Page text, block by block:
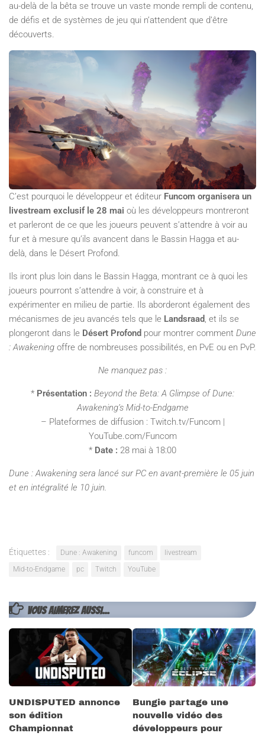
au-delà de la bêta se trouve un vaste monde rempli de contenu,
de défis et de systèmes de jeu qui n’attendent que d’être
découverts.
C’est pourquoi le développeur et éditeur Funcom organisera un
livestream exclusif le 28 mai où les développeurs montreront
et parleront de ce que les joueurs peuvent s’attendre à voir au
fur et à mesure qu’ils avancent dans le Bassin Hagga et au-
delà, dans le Désert Profond.
Ils iront plus loin dans le Bassin Hagga, montrant ce à quoi les
joueurs pourront s’attendre à voir, à construire et à
expérimenter en milieu de partie. Ils aborderont également des
mécanismes de jeu avancés tels que le Landsraad, et ils se
plongeront dans le Désert Profond pour montrer comment Dune
: Awakening offre de nombreuses possibilités, en PvE ou en PvP.
Ne manquez pas :
* Présentation : Beyond the Beta: A Glimpse of Dune:
Awakening’s Mid-to-Endgame
– Plateformes de diffusion : Twitch.tv/Funcom |
YouTube.com/Funcom
* Date : 28 mai à 18:00
Dune : Awakening sera lancé sur PC en avant-première le 05 juin
et en intégralité le 10 juin.
Étiquettes : Dune : Awakening funcom
livestream
Mid-to-Endgame
pc Twitch YouTube
VOUS AIMEREZ AUSSI...
UNDISPUTED annonce
son édition
Championnat
Bungie partage une
nouvelle vidéo des
développeurs pour